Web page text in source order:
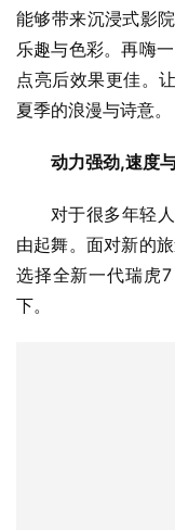
能够带来沉浸式影
乐趣与色彩。再嗨
点亮后效果更佳。
夏季的浪漫与诗意。
动力强劲,速度
对于很多年轻
由起舞。面对新的
选择全新一代瑞虎
下。